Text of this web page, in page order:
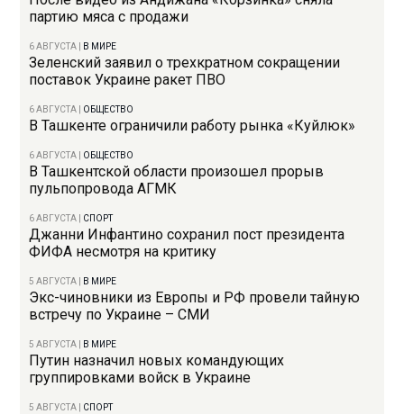
партию мяса с продажи
6 АВГУСТА В МИРЕ
Зеленский заявил о трехкратном сокращении
поставок Украине ракет ПВО
6 АВГУСТА ОБЩЕСТВО
В Ташкенте ограничили работу рынка «Куйлюк»
6 АВГУСТА ОБЩЕСТВО
В Ташкентской области произошел прорыв
пульпопровода АГМК
6 АВГУСТА СПОРТ
Джанни Инфантино сохранил пост президента
ФИФА несмотря на критику
5 АВГУСТА В МИРЕ
Экс-чиновники из Европы и РФ провели тайную
встречу по Украине – СМИ
5 АВГУСТА В МИРЕ
Путин назначил новых командующих
группировками войск в Украине
5 АВГУСТА СПОРТ